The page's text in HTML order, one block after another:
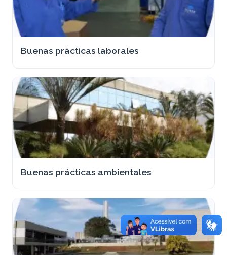
Buenas prácticas laborales
Buenas prácticas ambientales